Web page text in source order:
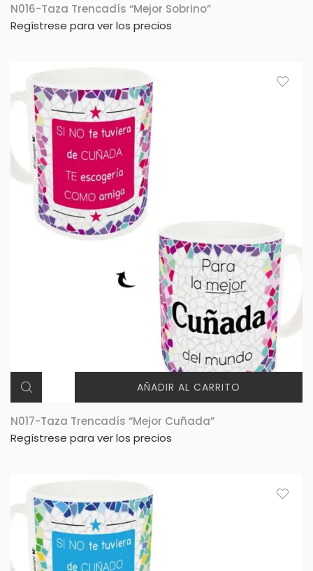
N016-Taza Trencadís “Mejor Sobrino”
Regístrese para ver los precios
AÑADIR AL CARRITO
N017-Taza Trencadís “Mejor Cuñada”
Regístrese para ver los precios